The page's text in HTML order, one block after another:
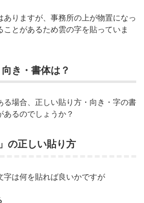
ありますが、事務所の上が物置になっ
ことがあるため雲の字を貼っていま
き・書体は？
る場合、正しい貼り方・向き・字の書
るのでしょうか？
の正しい貼り方
字は何を貼れば良いかですが